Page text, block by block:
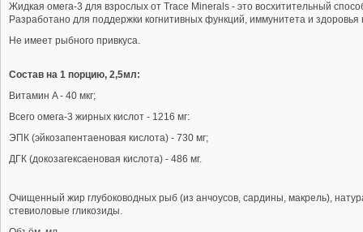
Жидкая омега-3 для взрослых от Trace Minerals - это восхитительный
Разработано для поддержки когнитивных функций, иммунитета и
Не имеет рыбного привкуса.
Состав на 1 порцию, 2,5мл:
Витамин A - 40 мкг;
Всего омега-3 жирных кислот - 1216 мг:
ЭПК (эйкозапентаеновая кислота) - 730 мг;
ДГК (докозагексаеновая кислота) - 486 мг.
Очищенный жир глубоководных рыб (из анчоусов, сардины, макрель),
стевиоловые гликозиды.